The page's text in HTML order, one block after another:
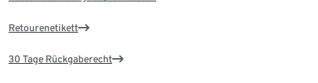
Retourenetikett
30 Tage Rückgaberecht